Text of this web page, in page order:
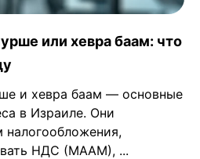
для кого,
— не просто
или волонтерство, а
месяцев в
культуру, ...